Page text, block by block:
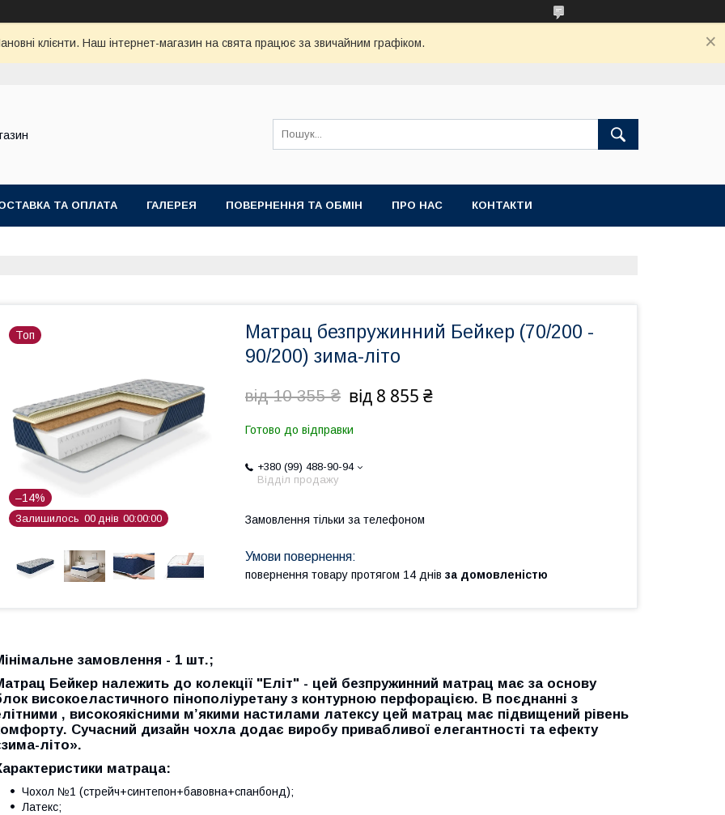
клієнти. Наш інтернет-магазин на свята працює за звичайним графіком.
ТА ОПЛАТА ГАЛЕРЕЯ ПОВЕРНЕННЯ ТА ОБМІН ПРО НАС КОНТАКТИ
Топ
–14%
Залишилось 00 днів 00 00 00
Матрац безпружинний Бейкер (70/200 -
90/200) зима-літо
від 10 355 ₴ від 8 855 ₴
Готово до відправки
+380 (99) 488-90-94
Відділ продажу
Замовлення тільки за телефоном
повернення товару протягом 14 днів за домовленістю
замовлення - 1 шт.;
Бейкер належить до колекції "Еліт" - цей безпружинний матрац має за основу
високоеластичного пінополіуретану з контурною перфорацією. В поєднанні з
, високоякісними м’якими настилами латексу цей матрац має підвищений рівень
Сучасний дизайн чохла додає виробу привабливої елегантності та ефекту
літо».
матраца:
Чохол №1 (стрейч+синтепон+бавовна+спанбонд);
Латекс;